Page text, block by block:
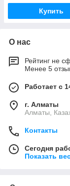
Купить
О нас
Рейтинг не
Менее 5
Работает с
г. Алматы
Алматы,
Контакты
Сегодня
Показать